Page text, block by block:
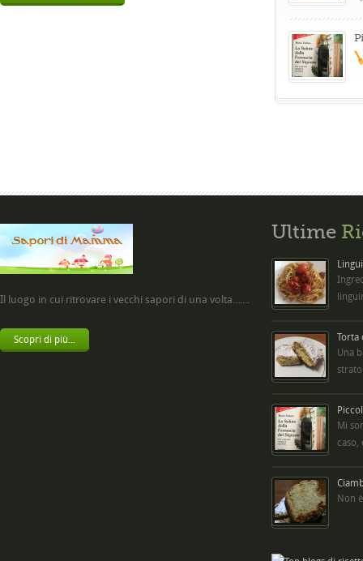
Il luogo in cui ritrovare i vecchi sapori di una volta.......
Scopri di più...
Ultime
Torta
Una
Mi
caso,
Non